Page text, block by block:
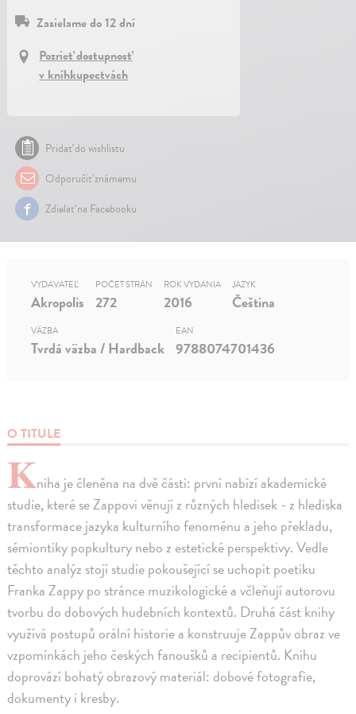
Zasielame do 12 dní
Pozrieť dostupnosť
v kníhkupectvách
Pridať do wishlistu
Odporučiť známemu
Zdielať na Facebooku
O TITULE
Kniha je členěna na dvě části: první nabízí akademické
studie, které se Zappovi věnují z různých hledisek - z hlediska
transformace jazyka kulturního fenoménu a jeho překladu,
sémiontiky popkultury nebo z estetické perspektivy. Vedle
těchto analýz stojí studie pokoušející se uchopit poetiku
Franka Zappy po stránce muzikologické a včleňují autorovu
tvorbu do dobových hudebních kontextů. Druhá část knihy
využívá postupů orální historie a konstruuje Zappův obraz ve
vzpomínkách jeho českých fanoušků a recipientů. Knihu
doprovází bohatý obrazový materiál: dobové fotografie,
dokumenty i kresby.
VYDAVATEĽ
Akropolis
POČET STRÁN
272
ROK VYDANIA
2016
JAZYK
Čeština
VÄZBA
Tvrdá väzba / Hardback
EAN
9788074701436